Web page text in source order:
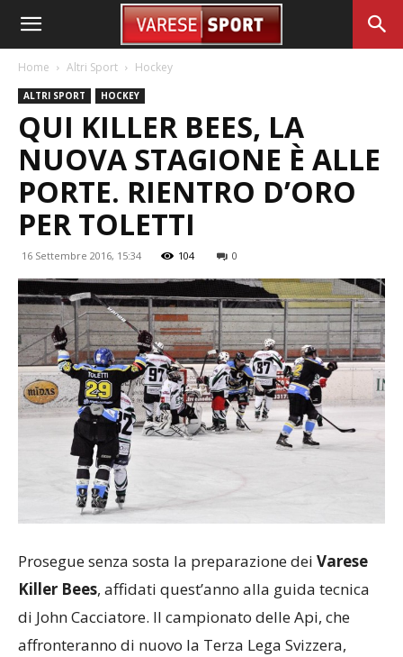
Home Altri Sport Hockey
ALTRI SPORT HOCKEY
QUI KILLER BEES, LA
NUOVA STAGIONE È ALLE
PORTE. RIENTRO D’ORO
PER TOLETTI
16 Settembre 2016, 15:34 104 0
Prosegue senza sosta la preparazione dei Varese
Killer Bees, affidati quest’anno alla guida tecnica
di John Cacciatore. Il campionato delle Api, che
affronteranno di nuovo la Terza Lega Svizzera,